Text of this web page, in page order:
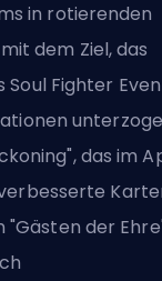
in rotierenden
mit dem Ziel, das
Soul Fighter
das im
"Gästen der